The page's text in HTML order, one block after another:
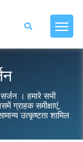
सर्जन । हमारे सभी
ग्राहक समीक्षाएं,
उत्कृष्टता शामिल